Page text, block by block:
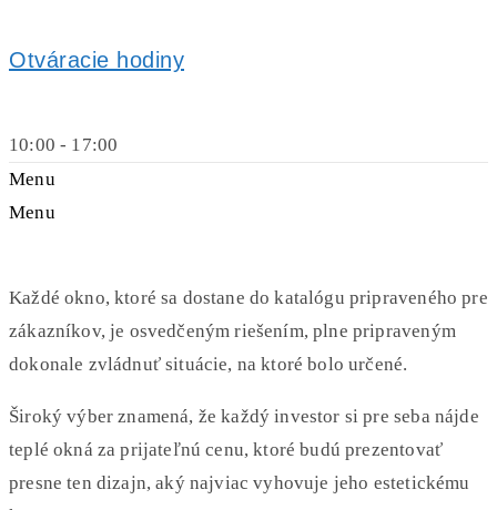
Otváracie hodiny
10:00 - 17:00
Menu
Menu
Každé okno, ktoré sa dostane do katalógu pripraveného pre
zákazníkov, je osvedčeným riešením, plne pripraveným
dokonale zvládnuť situácie, na ktoré bolo určené.
Široký výber znamená, že každý investor si pre seba nájde
teplé okná za prijateľnú cenu, ktoré budú prezentovať
presne ten dizajn, aký najviac vyhovuje jeho estetickému